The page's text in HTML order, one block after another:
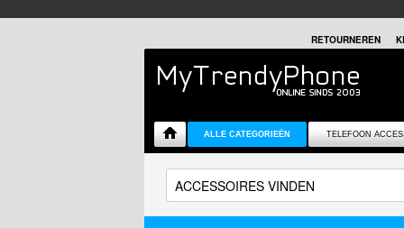
RETOURNEREN
ALLE CATEGORIEËN TELEFOON